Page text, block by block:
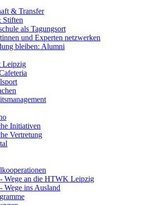
& Transfer
Stiften
als Tagungsort
und Experten netzwerken
bleiben: Alumni
Leipzig
Initiativen
Vertretung
Wege an die HTWK Leipzig
Wege ins Ausland